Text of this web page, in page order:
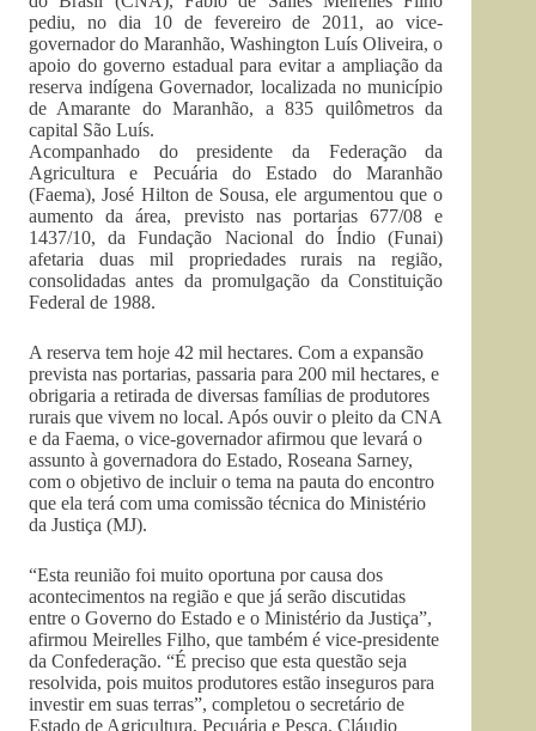
pediu, no dia 10 de fevereiro de 2011, ao vice-
governador do Maranhão, Washington Luís Oliveira, o
apoio do governo estadual para evitar a ampliação da
reserva indígena Governador, localizada no município
de Amarante do Maranhão, a 835 quilômetros da
capital São Luís.
Acompanhado do presidente da Federação da
Agricultura e Pecuária do Estado do Maranhão
(Faema), José Hilton de Sousa, ele argumentou que o
aumento da área, previsto nas portarias 677/08 e
1437/10, da Fundação Nacional do Índio (Funai)
afetaria duas mil propriedades rurais na região,
consolidadas antes da promulgação da Constituição
Federal de 1988.
A reserva tem hoje 42 mil hectares. Com a expansão
prevista nas portarias, passaria para 200 mil hectares, e
obrigaria a retirada de diversas famílias de produtores
rurais que vivem no local. Após ouvir o pleito da CNA
e da Faema, o vice-governador afirmou que levará o
assunto à governadora do Estado, Roseana Sarney,
com o objetivo de incluir o tema na pauta do encontro
que ela terá com uma comissão técnica do Ministério
da Justiça (MJ).
“Esta reunião foi muito oportuna por causa dos
acontecimentos na região e que já serão discutidas
entre o Governo do Estado e o Ministério da Justiça”,
afirmou Meirelles Filho, que também é vice-presidente
da Confederação. “É preciso que esta questão seja
resolvida, pois muitos produtores estão inseguros para
investir em suas terras”, completou o secretário de
Estado de Agricultura, Pecuária e Pesca, Cláudio